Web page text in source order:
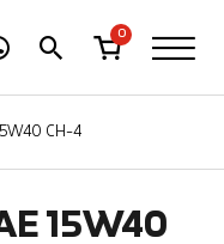
0
CH-4
15W40